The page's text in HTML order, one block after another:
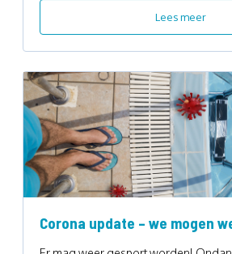
Lees meer
Corona update – we mogen